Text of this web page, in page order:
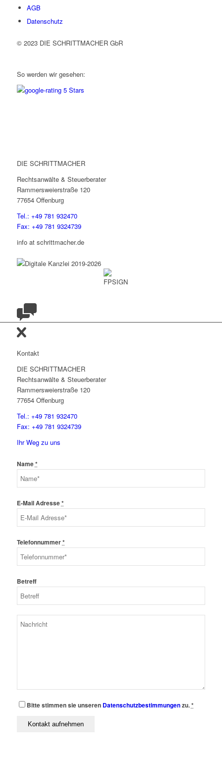
AGB
Datenschutz
© 2023 DIE SCHRITTMACHER GbR
So werden wir gesehen:
DIE SCHRITTMACHER
Rechtsanwälte & Steuerberater
Rammersweierstraße 120
77654 Offenburg
Tel.: +49 781 932470
Fax: +49 781 9324739
info at schrittmacher.de
Kontakt
DIE SCHRITTMACHER
Rechtsanwälte & Steuerberater
Rammersweierstraße 120
77654 Offenburg
Tel.: +49 781 932470
Fax: +49 781 9324739
Ihr Weg zu uns
Name*
E-Mail Adresse*
Telefonnummer*
Betreff
Bitte stimmen sie unseren Datenschutzbestimmungenzu.*